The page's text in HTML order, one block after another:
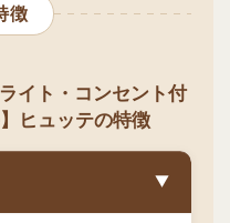
徴
イト・コンセント付
ヒュッテの特徴
▼